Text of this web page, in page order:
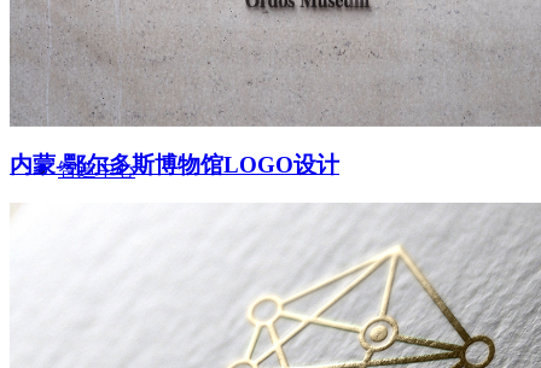
甄知灼见
智造中心
内蒙-鄂尔多斯博物馆LOGO设计